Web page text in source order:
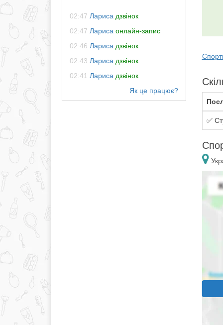
02:47 Лариса дзвінок
02:47 Лариса онлайн-запис
02:46 Лариса дзвінок
02:43 Лариса дзвінок
02:41 Лариса дзвінок
✅